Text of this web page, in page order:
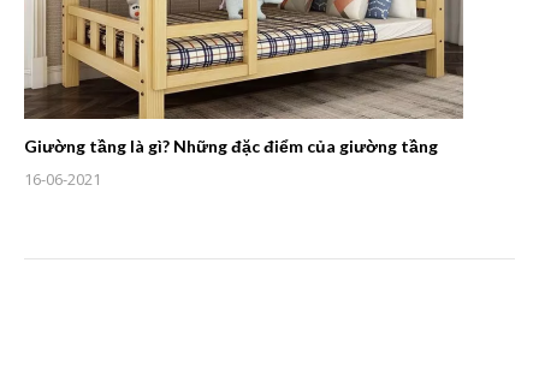
Giường tầng là gì? Những đặc điểm của giường tầng
16-06-2021